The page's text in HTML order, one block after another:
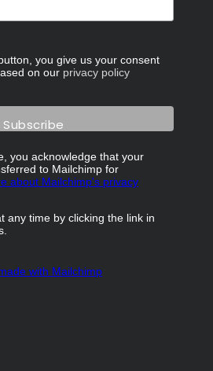
you give us your consent
on our privacy policy
you acknowledge that your
to Mailchimp for
about Mailchimp's privacy
any time by clicking the link in
with Mailchimp